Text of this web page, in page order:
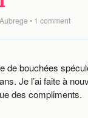
Aubrege • 1 comment
de bouchées
Je l’ai faite à
des compliments.